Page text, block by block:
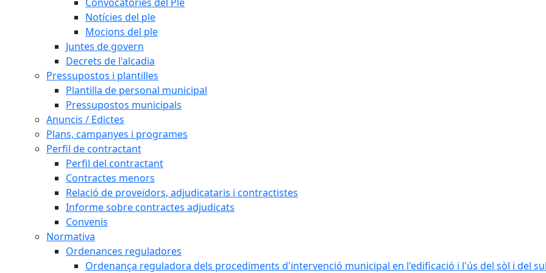
Notícies del ple
Mocions del ple
Juntes de govern
Decrets de l'alcadia
Pressupostos i plantilles
Plantilla de personal municipal
Pressupostos municipals
Anuncis / Edictes
Plans, campanyes i programes
Perfil de contractant
Perfil del contractant
Contractes menors
Relació de proveïdors, adjudicataris i contractistes
Informe sobre contractes adjudicats
Convenis
Normativa
Ordenances reguladores
Ordenança reguladora dels procediments d'intervenció municipal en l'edificació i l'ús del sòl i del